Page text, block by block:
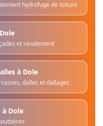
hydrofuge de toiture
Dole
et ravalement
à Dole
dalles et dallages
à Dole